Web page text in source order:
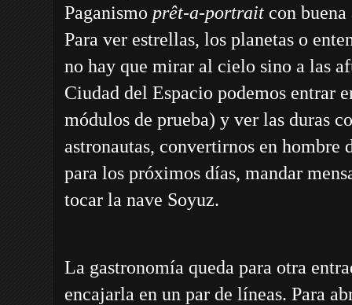
Paganismo prêt-a-portrait con
Para ver estrellas, los planetas o
no hay que mirar al cielo sino a las
Ciudad del Espacio podemos entrar
módulos de prueba) y ver las duras
astronautas, convertirnos en
para los próximos días, mandar
tocar la nave Soyuz.
La gastronomía queda para otra
encajarla en un par de líneas. Para